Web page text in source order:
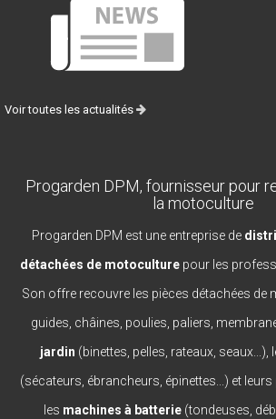
Voir toutes les actualités
Progarden DPM, fournisseur pour
la motoculture
Progarden DPM est une entreprise de
détachées de motoculturepour les
Son offre recouvre les pièces détachées de
guides, châines, poulies, paliers,
jardin (binettes, pelles, rateaux, seaux...),
(sécateurs, ébrancheurs, épinettes...) et leurs
les machines à batterie (tondeuses,